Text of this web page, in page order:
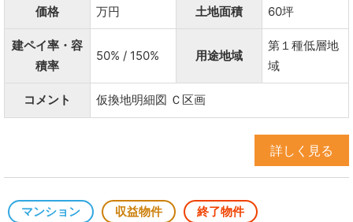
価格 万円 土地面積 60坪
建ペイ率・容
積率
50% / 150% 用途地域
第１種低層地
域
コメント 仮換地明細図 Ｃ区画
詳しく見る
マンション 収益物件 終了物件